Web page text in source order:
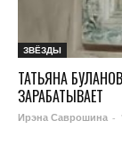
ЗВЁЗДЫ
ТАТЬЯНА
ЗАРАБАТЫВАЕТ
Ирэна Саврошина -